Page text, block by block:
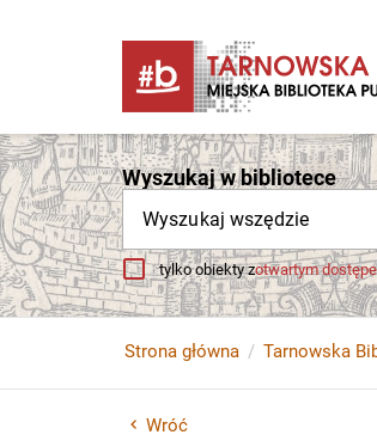
Wyszukaj w bibliotece
Wyszukaj wszędzie
tylko obiekty zotwartym
Strona główna Tarnowska
Wróć